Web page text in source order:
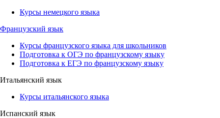
Курсы немецкого языка
Французский язык
Курсы французского языка для школьников
Подготовка к ОГЭ по французскому языку
Подготовка к ЕГЭ по французскому языку
Итальянский язык
Курсы итальянского языка
Испанский язык